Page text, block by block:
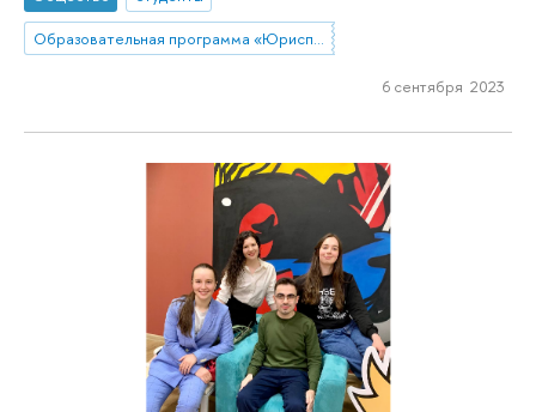
Образовательная программа «Юриспруденция»
6 сентября 2023